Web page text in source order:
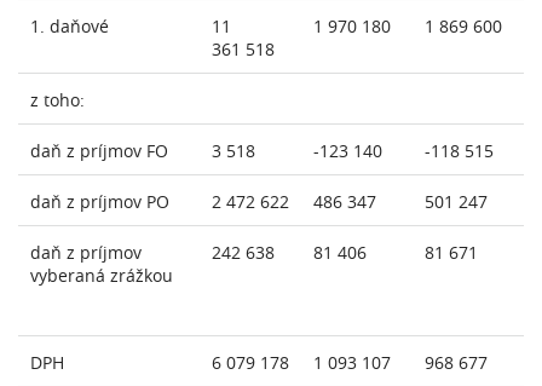
1. daňové
11
361 518
1 970 180 1 869 600
z toho:
daň z príjmov FO 3 518 -123 140 -118 515
daň z príjmov PO 2 472 622 486 347 501 247
daň z príjmov
vyberaná zrážkou
242 638 81 406 81 671
DPH 6 079 178 1 093 107 968 677